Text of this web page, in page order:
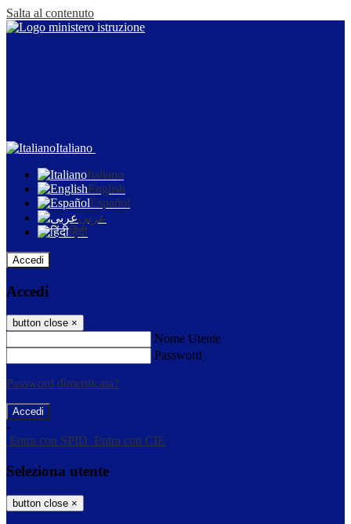
Salta al contenuto
Italiano
Italiano
English
Español
عربى
हिंदी
Accedi
Accedi
button close ×
Nome Utente
Password
Password dimenticata?
-
Entra con SPID Entra con CIE
Seleziona utente
button close ×